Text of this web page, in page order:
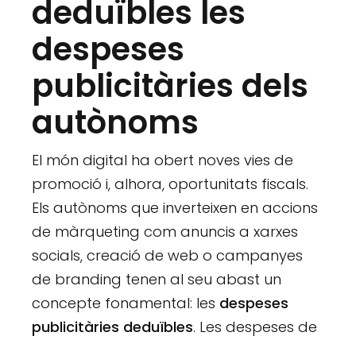
deduïbles les
despeses
publicitàries dels
autònoms
El món digital ha obert noves vies de
promoció i, alhora, oportunitats fiscals.
Els autònoms que inverteixen en accions
de màrqueting com anuncis a xarxes
socials, creació de web o campanyes
de branding tenen al seu abast un
concepte fonamental: les despeses
publicitàries deduïbles. Les despeses de